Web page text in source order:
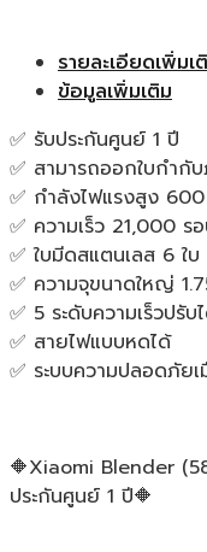
รายละเอียดเพิ่มเ
ข้อมูลเพิ่มเติม
✅ รับประกันศูนย์ 1 ปี
✅ สามารถออกใบกำกั
✅ กำลังไฟแรงสูง
✅ ความเร็ว 21,000 ร
✅ ใบมีดสแตนเลส 6 ใบ
✅ ความจุขนาดใหญ่
✅ 5 ระดับความเร็วปรับ
✅ สายไฟแบบหดได้
✅ ระบบความปลอดภัยเ
🔶Xiaomi Blender
ประกันศูนย์ 1 ปี🔶